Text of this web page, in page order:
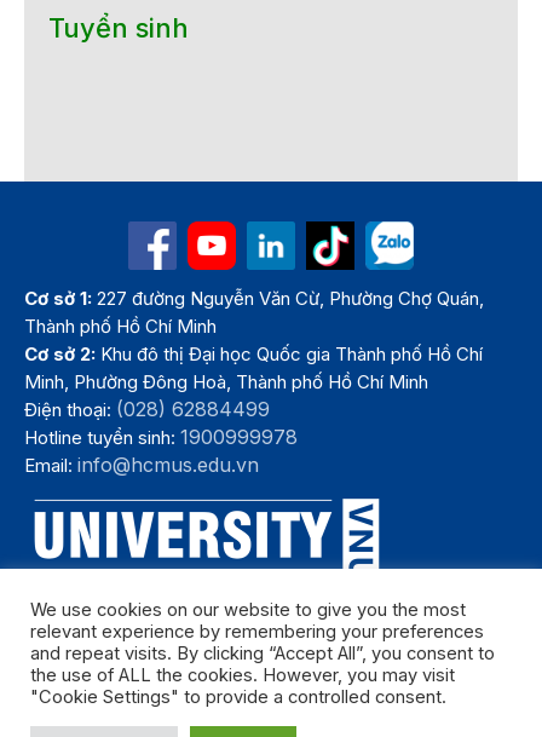
Tuyển sinh
Cơ sở 1: 227 đường Nguyễn Văn Cừ, Phường Chợ Quán,
Thành phố Hồ Chí Minh
Cơ sở 2: Khu đô thị Đại học Quốc gia Thành phố Hồ Chí
Minh, Phường Đông Hoà, Thành phố Hồ Chí Minh
Điện thoại: (028) 62884499
Hotline tuyển sinh:1900999978
Email:info@hcmus.edu.vn
Bản quyền thuộc Trường Đại học Khoa học tự nhiên, Đại học Quốc
We use cookies on our website to give you the most
relevant experience by remembering your preferences
and repeat visits. By clicking “Accept All”, you consent to
the use of ALL the cookies. However, you may visit
"Cookie Settings" to provide a controlled consent.